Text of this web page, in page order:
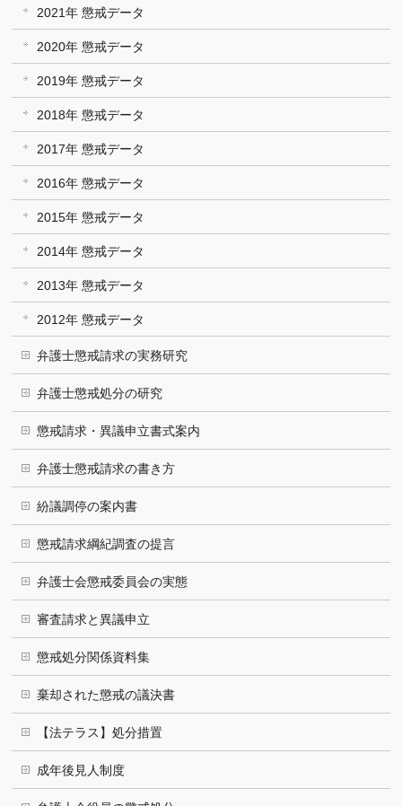
2021年 懲戒データ
2020年 懲戒データ
2019年 懲戒データ
2018年 懲戒データ
2017年 懲戒データ
2016年 懲戒データ
2015年 懲戒データ
2014年 懲戒データ
2013年 懲戒データ
2012年 懲戒データ
弁護士懲戒請求の実務研究
弁護士懲戒処分の研究
懲戒請求・異議申立書式案内
弁護士懲戒請求の書き方
紛議調停の案内書
懲戒請求綱紀調査の提言
弁護士会懲戒委員会の実態
審査請求と異議申立
懲戒処分関係資料集
棄却された懲戒の議決書
【法テラス】処分措置
成年後見人制度